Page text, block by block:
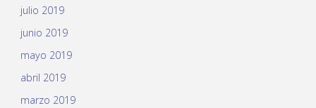
julio 2019
junio 2019
mayo 2019
abril 2019
marzo 2019